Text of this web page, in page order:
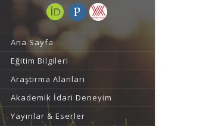
Ana Sayfa
Eğitim Bilgileri
Araştırma Alanları
Akademik İdari Deneyim
Yayınlar & Eserler